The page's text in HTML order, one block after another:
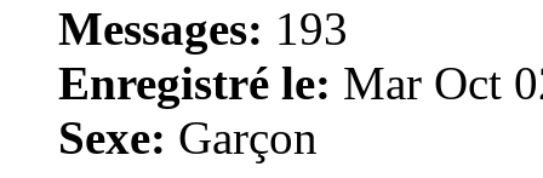
Messages: 193
Enregistré le: Mar Oct
Sexe: Garçon